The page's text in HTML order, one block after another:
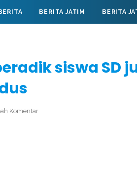
BERITA JATIM BERITA
siswa SD
Komentar